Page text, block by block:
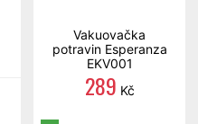
Vakuovačka
potravin Esperanza
EKV001
289 Kč